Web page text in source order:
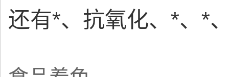
还有*、抗氧化、*、*